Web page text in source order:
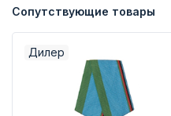
Сопутствующие товары
Дилер